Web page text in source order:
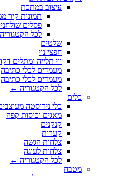
עיצוב במתכת
תמונות קיר
פסלים
לכל
שלטים
חפצי נוי
ווי תלייה ומתלים
מעמדים לכלי כתיבה
מעמדים לכלי כתיבה
לכל הקטגוריה ←
כלים
כלי נירוסטה
מאגים וכוסות קפה
קנקנים
קערות
צלחות הגשה
צלחות לעוגה
לכל הקטגוריה ←
מטבח